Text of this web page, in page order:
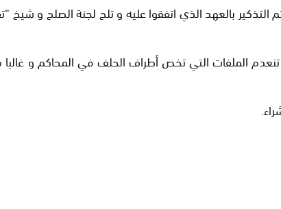
بالعهد الذي اتفقوا عليه و تلح لجنة الصلح و شيخ
الملفات التي تخص أطراف الحلف في المحاكم و